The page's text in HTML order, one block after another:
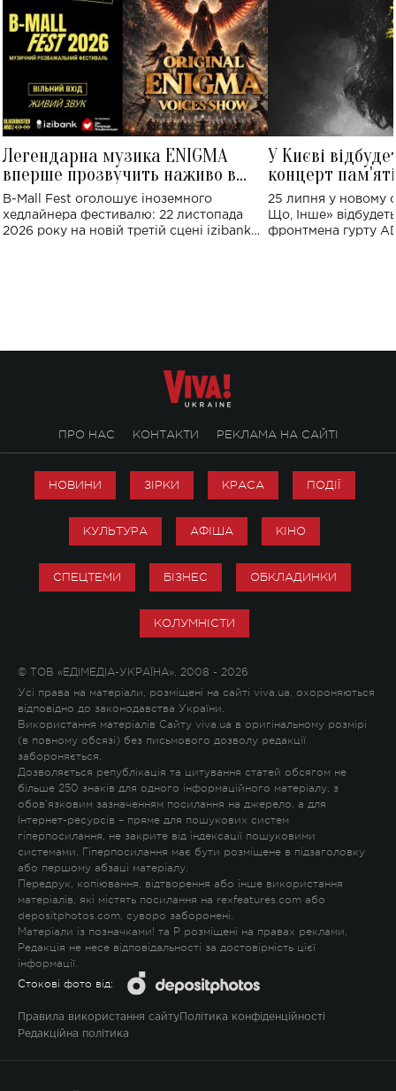
Легендарна музика ENIGMA
вперше прозвучить наживо в
Україні: де відбудеться концерт
B-Mall Fest оголошує іноземного
хедлайнера фестивалю: 22 листопада
2026 року на новій третій сцені izibank
У Києві
концерт
Клименка:
виконають
25 липня у новому
Що, Інше»
фронтмена гурту
ПРО НАС КОНТАКТИ РЕКЛАМА НА САЙТІ
НОВИНИ ЗІРКИ КРАСА ПОДІЇ
КУЛЬТУРА АФІША КІНО
СПЕЦТЕМИ БІЗНЕС ОБКЛАДИНКИ
КОЛУМНІСТИ
© ТОВ «ЕДІМЕДІА-УКРАЇНА», 2008 - 2026
Усі права на матеріали, розміщені на сайті viva.ua, охороняються
відповідно до законодавства України.
Використання матеріалів Сайту viva.ua в оригінальному розмірі
(в повному обсязі) без письмового дозволу редакції
забороняється.
Дозволяється републікація та цитування статей обсягом не
більше 250 знаків для одного інформаційного матеріалу, з
обов'язковим зазначенням посилання на джерело, а для
Інтернет-ресурсів – пряме для пошукових систем
гіперпосилання, не закрите від індексації пошуковими
системами. Гіперпосилання має бути розміщене в підзаголовку
або першому абзаці матеріалу.
Передрук, копіювання, відтворення або інше використання
матеріалів, які містять посилання на rexfeatures.com або
depositphotos.com, суворо заборонені.
Матеріали із позначками! та P розміщені на правах реклами.
Редакція не несе відповідальності за достовірність цієї
інформації.
Стокові фото від:
Правила використання сайту Політика конфіденційності
Редакційна політика